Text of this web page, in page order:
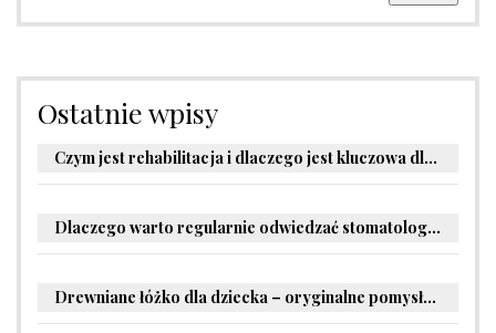
Ostatnie wpisy
Czym jest rehabilitacja i dlaczego jest kluczowa dla powrotu do zdrowia?
Dlaczego warto regularnie odwiedzać stomatologa?
Drewniane łóżko dla dziecka – oryginalne pomysły na aranżację pokoju malucha